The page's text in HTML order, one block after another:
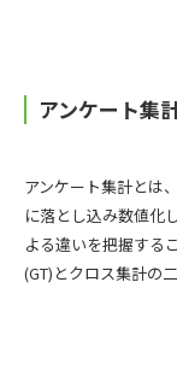
アンケート集
アンケート集計とは
に落とし込み数値化
よる違いを把握する
(GT)とクロス集計の